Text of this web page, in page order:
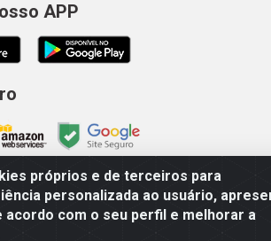
próprios e de terceiros para
personalizada ao usuário,
acordo com o seu perfil e melhorar a
APP
Vetcom Distribuidora de Rações LTDA - Rua